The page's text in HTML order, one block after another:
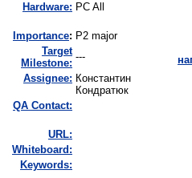
Hardware: PC All
mportance: P2 major
Target
Milestone:
---
Assignee: Константин
Кондратюк
QA Contact:
URL:
Whiteboard:
Keywords: